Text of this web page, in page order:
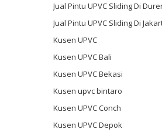
Jual Pintu UPVC Sliding Di
Jual Pintu UPVC Sliding Di
Kusen UPVC
Kusen UPVC Bali
Kusen UPVC Bekasi
Kusen upvc bintaro
Kusen UPVC Conch
Kusen UPVC Depok